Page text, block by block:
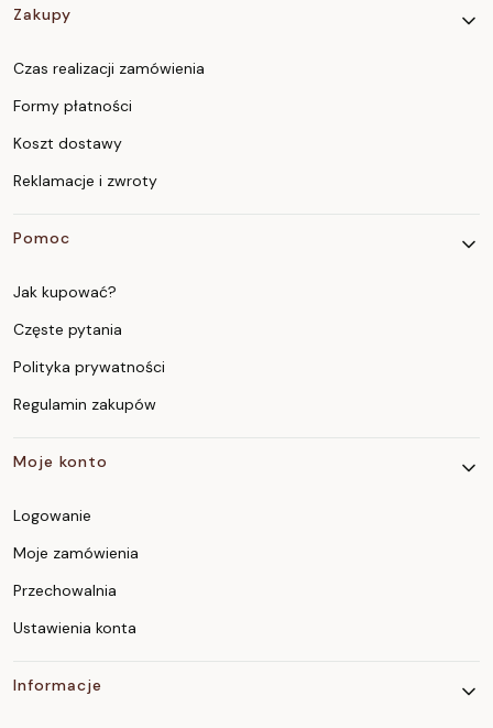
Linki w stopce
Zakupy
Czas realizacji zamówienia
Formy płatności
Koszt dostawy
Reklamacje i zwroty
Pomoc
Jak kupować?
Częste pytania
Polityka prywatności
Regulamin zakupów
Moje konto
Logowanie
Moje zamówienia
Przechowalnia
Ustawienia konta
Informacje